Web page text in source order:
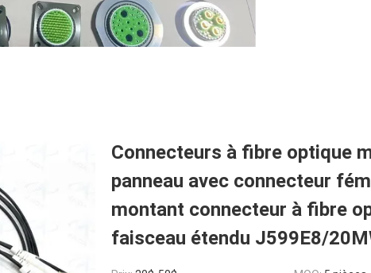
Connecteurs à fibre optique
panneau avec connecteur
montant connecteur à fibre
faisceau étendu J599E8/